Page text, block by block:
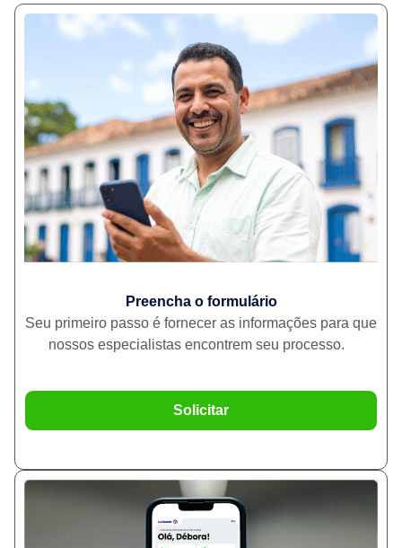
Preencha o formulário
Seu primeiro passo é fornecer as informações para que
nossos especialistas encontrem seu processo.
Solicitar